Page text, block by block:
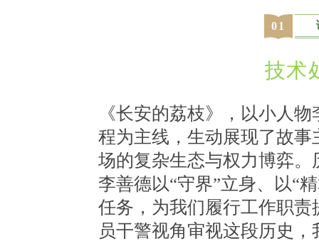
01
技术
《长安的荔枝》，以小人
程为主线，生动展现了故
场的复杂生态与权力博弈
李善德以“守界”立身、以“
任务，为我们履行工作职
员干警视角审视这段历史